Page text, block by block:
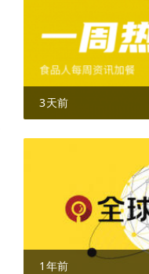
3天前
1年前